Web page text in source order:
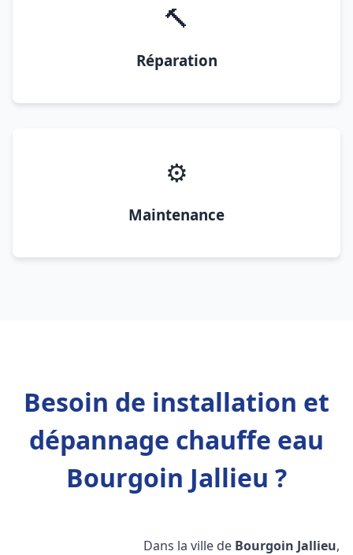
🔨
Réparation
⚙️
Maintenance
Besoin de installation et
dépannage chauffe eau
Bourgoin Jallieu ?
Dans la ville de Bourgoin Jallieu,